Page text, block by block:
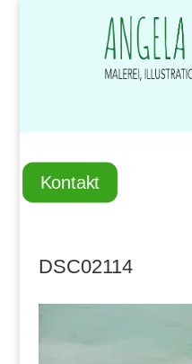
Kontakt
DSC02114